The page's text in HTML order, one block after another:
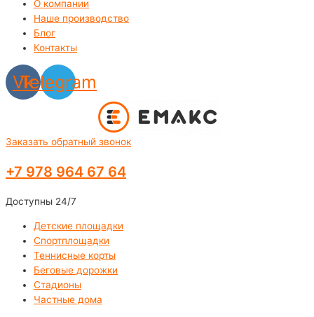
О компании
Наше производство
Блог
Контакты
Vk
Telegram
Заказать обратный звонок
+7 978 964 67 64
Доступны 24/7
Детские площадки
Спортплощадки
Теннисные корты
Беговые дорожки
Стадионы
Частные дома